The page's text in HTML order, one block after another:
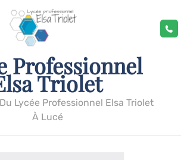
Professionnel
Triolet
Lycée Professionnel Elsa Triolet
À Lucé